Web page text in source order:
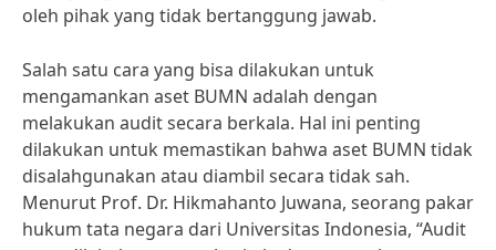
oleh pihak yang tidak bertanggung jawab.
Salah satu cara yang bisa dilakukan untuk
mengamankan aset BUMN adalah dengan
melakukan audit secara berkala. Hal ini penting
dilakukan untuk memastikan bahwa aset BUMN tidak
disalahgunakan atau diambil secara tidak sah.
Menurut Prof. Dr. Hikmahanto Juwana, seorang pakar
hukum tata negara dari Universitas Indonesia, “Audit